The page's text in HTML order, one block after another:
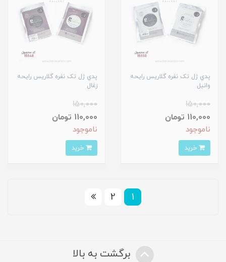
پدي ژل تک نفره گلاريس رايحه
وانيل
150,000
110,000 تومان
ناموجود
پدي ژل تک نفره گلاريس رايحه
زغال
150,000
110,000 تومان
ناموجود
1
2
برگشت به بالا